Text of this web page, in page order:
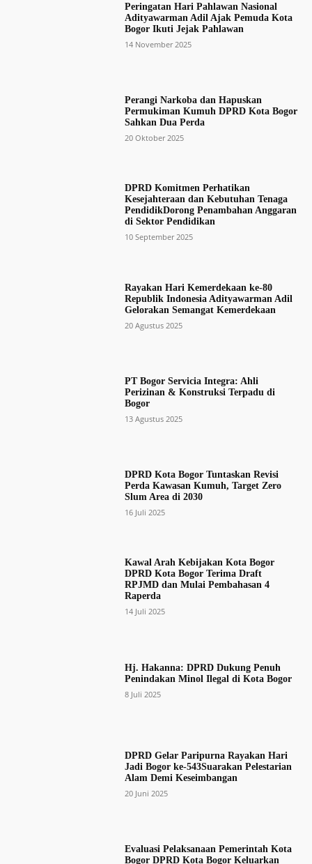
Peringatan Hari Pahlawan Nasional
Adityawarman Adil Ajak Pemuda Kota
Bogor Ikuti Jejak Pahlawan
14 November 2025
Perangi Narkoba dan Hapuskan
Permukiman Kumuh DPRD Kota Bogor
Sahkan Dua Perda
20 Oktober 2025
DPRD Komitmen Perhatikan
Kesejahteraan dan Kebutuhan Tenaga
PendidikDorong Penambahan Anggaran
di Sektor Pendidikan
10 September 2025
Rayakan Hari Kemerdekaan ke-80
Republik Indonesia Adityawarman Adil
Gelorakan Semangat Kemerdekaan
20 Agustus 2025
PT Bogor Servicia Integra: Ahli
Perizinan & Konstruksi Terpadu di
Bogor
13 Agustus 2025
DPRD Kota Bogor Tuntaskan Revisi
Perda Kawasan Kumuh, Target Zero
Slum Area di 2030
16 Juli 2025
Kawal Arah Kebijakan Kota Bogor
DPRD Kota Bogor Terima Draft
RPJMD dan Mulai Pembahasan 4
Raperda
14 Juli 2025
Hj. Hakanna: DPRD Dukung Penuh
Penindakan Minol Ilegal di Kota Bogor
8 Juli 2025
DPRD Gelar Paripurna Rayakan Hari
Jadi Bogor ke-543Suarakan Pelestarian
Alam Demi Keseimbangan
20 Juni 2025
Evaluasi Pelaksanaan Pemerintah Kota
Bogor DPRD Kota Bogor Keluarkan